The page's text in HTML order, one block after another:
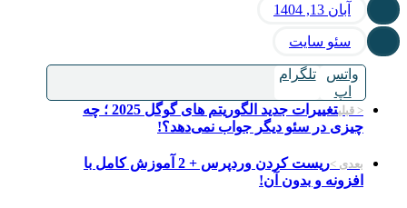
آبان 13, 1404
سئو سایت
واتس
اپ
تلگرام
< قبلی
تغییرات جدید الگوریتم های گوگل 2025 ؛ چه
چیزی در سئو دیگر جواب نمی‌دهد؟!
بعدی >
ریست کردن وردپرس + 2 آموزش کامل با
افزونه و بدون آن!